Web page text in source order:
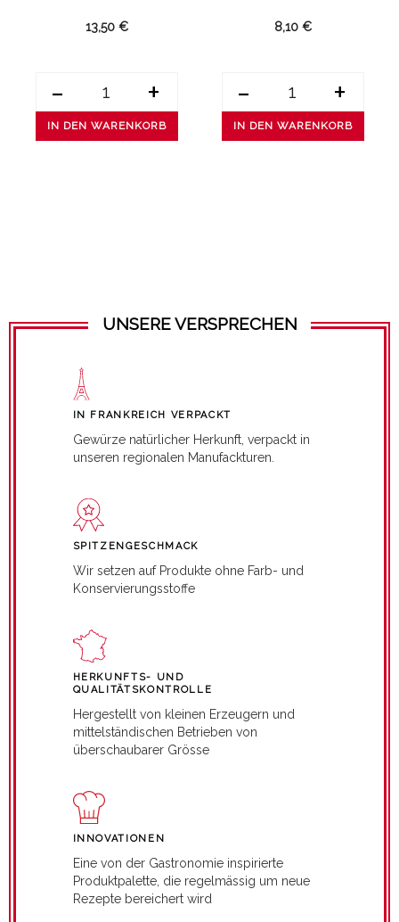
13,50 €
- +
IN DEN WARENKORB
8,10 €
- +
IN DEN WARENKORB
UNSERE VERSPRECHEN
IN FRANKREICH VERPACKT
Gewürze natürlicher Herkunft, verpackt in
unseren regionalen Manufackturen.
SPITZENGESCHMACK
Wir setzen auf Produkte ohne Farb- und
Konservierungsstoffe
HERKUNFTS- UND
QUALITÄTSKONTROLLE
Hergestellt von kleinen Erzeugern und
mittelständischen Betrieben von
überschaubarer Grösse
INNOVATIONEN
Eine von der Gastronomie inspirierte
Produktpalette, die regelmässig um neue
Rezepte bereichert wird